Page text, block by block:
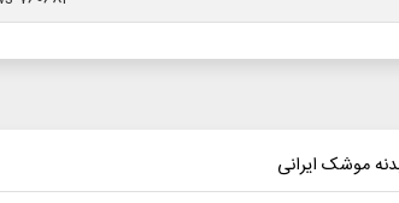
موشک ایرانی